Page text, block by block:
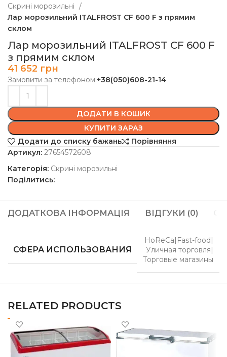
Скрині морозильні
Лар морозильний ITALFROST CF 600 F з прямим
склом
Лар морозильний ITALFROST CF 600 F
з прямим склом
41 652 грн
Замовити за телефоном:+38(050)608-21-14
ДОДАТИ В КОШИК
КУПИТИ ЗАРАЗ
Додати до списку бажань
Порівняння
Артикул: 27654572608
Категорія: Скрині морозильні
Поділитись:
ДОДАТКОВА ІНФОРМАЦІЯ ВІДГУКИ (0)
СФЕРА ИСПОЛЬЗОВАНИЯ
HoReCa|Fast-food|
Уличная торговля|
Торговые магазины
RELATED PRODUCTS